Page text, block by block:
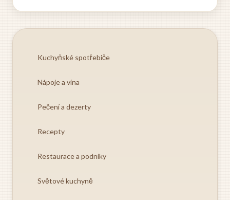
Kuchyňské spotřebiče
Nápoje a vína
Pečení a dezerty
Recepty
Restaurace a podniky
Světové kuchyně